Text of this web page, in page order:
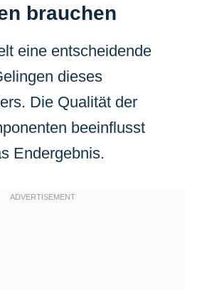
brauchen
eine entscheidende
dieses
Die Qualität der
beeinflusst
Endergebnis.